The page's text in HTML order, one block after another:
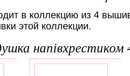
в коллекцию из 4
этой коллекции.